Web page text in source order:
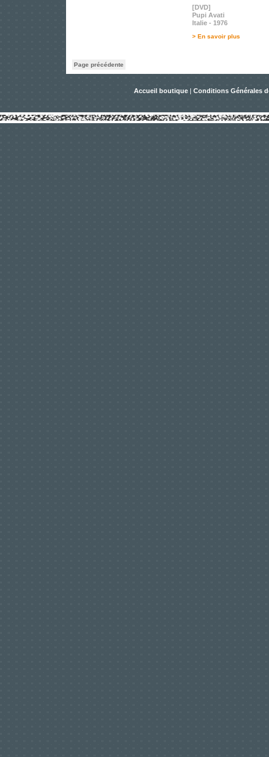
[DVD]
Pupi Avati
Italie - 1976
> En savoir plus
Page précédente
Accueil boutique | Conditions Générales